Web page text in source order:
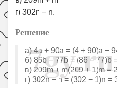
г) 302n − n.
Решение
a) 4a + 90a = (4 + 90)a −
б) 86b − 77b = (86 − 77)b
в) 209m + m(209 + 1)m =
г) 302n − n = (302 − 1)n =